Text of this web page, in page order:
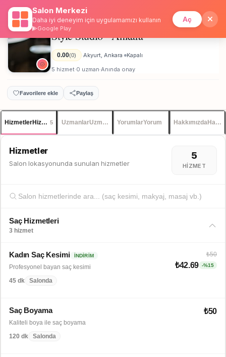
İstanbul Giriş Üye Ol
Anasayfa / Ankara / Style Studio - Ankara
Style Studio - Ankara
0.00(0) ·Akyurt, Ankara· Kapalı
5 hizmet·0 uzman·Anında onay
Favorilere ekle Paylaş
HizmetlerHizmetler
5 UzmanlarUzmanlar YorumlarYorum Hakkımızda
Hizmetler
Salon lokasyonunda sunulan hizmetler
5
HIZMET
Saç Hizmetleri
3 hizmet
Kadın Saç Kesimi İNDIRIM
Profesyonel bayan saç kesimi
45 dk
Salonda
₺50
₺42.69 -%15
Saç Boyama
Kaliteli boya ile saç boyama
120 dk
Salonda
₺50
Salon Merkezi
Daha iyi deneyim için uygulamamızı kullanın
Google Play
Aç